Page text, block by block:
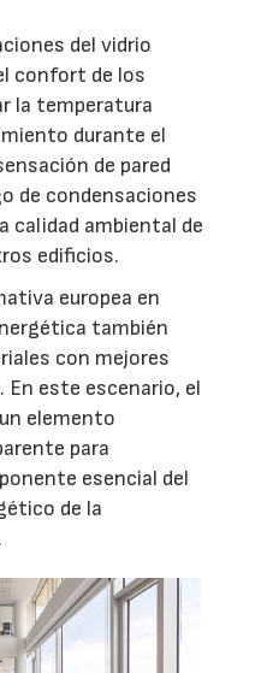
del vidrio
confort de los
la temperatura
durante el
de pared
de condensaciones
calidad ambiental de
edificios.
europea en
también
con mejores
este escenario, el
elemento
para
esencial del
de la